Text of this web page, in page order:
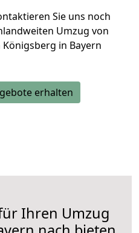
Sie uns noch
Umzug von
in Bayern
erhalten
Ihren Umzug